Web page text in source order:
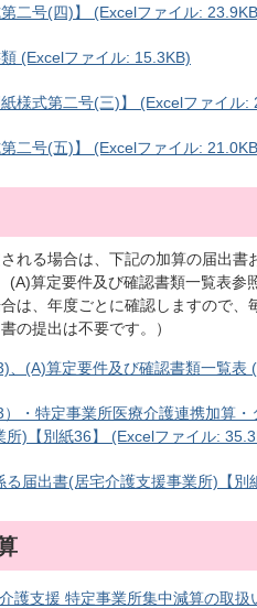
二号(四)】 (Excelファイル:
(Excelファイル: 15.3KB)
様式第二号(三)】 (Excelファイル:
二号(五)】 (Excelファイル:
れる場合は、下記の加算の届出
(A)算定要件及び確認書類一覧表参
は、年度ごとに確認しますので、
の提出は不要です。）
、(A)算定要件及び確認書類一覧表
・特定事業所医療介護連携加算
所)【別紙36】 (Excelファイル:
る届出書(居宅介護支援事業所)【
護支援 特定事業所集中減算の取